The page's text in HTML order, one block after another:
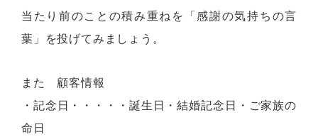
当たり前のことの積み重ねを「感謝の気持ちの言
葉」を投げてみましょう。
また 顧客情報
・記念日・・・・・誕生日・結婚記念日・ご家族の
命日